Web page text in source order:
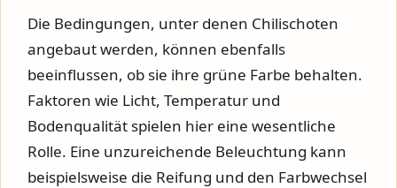
Die Bedingungen, unter denen Chilischoten
angebaut werden, können ebenfalls
beeinflussen, ob sie ihre grüne Farbe behalten.
Faktoren wie Licht, Temperatur und
Bodenqualität spielen hier eine wesentliche
Rolle. Eine unzureichende Beleuchtung kann
beispielsweise die Reifung und den Farbwechsel